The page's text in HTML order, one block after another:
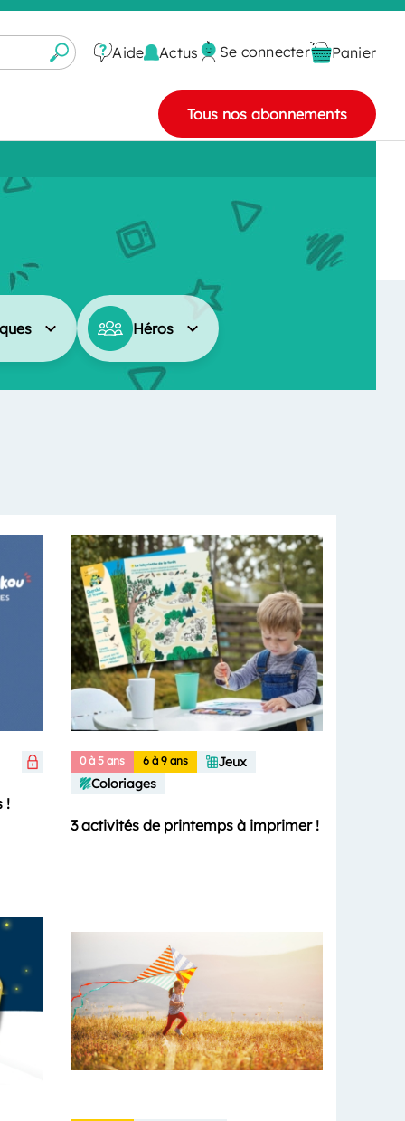
Aide Actus Se connecter Panier
Tous nos abonnements
Héros
!
0 à 5 ans 6 à 9 ans
Jeux
Coloriages
3 activités de printemps à imprimer !